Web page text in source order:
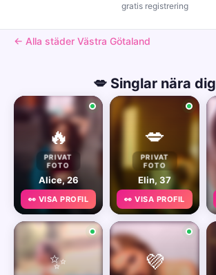
gratis registrering
← Alla städer Västra Götaland
💋 Singlar nära dig
🔥
PRIVAT
FOTO
Alice, 26
👀 VISA PROFIL
💋
PRIVAT
FOTO
Elin, 37
👀 VISA PROFIL
✨ 💜